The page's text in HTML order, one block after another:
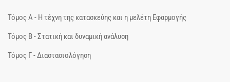
Τόμος Α - Η τέχνη της κατασκεύης και η μελέτη Εφαρμογής
Τόμος Β - Στατική και δυναμική ανάλυση
Τόμος Γ - Διαστασιολόγηση